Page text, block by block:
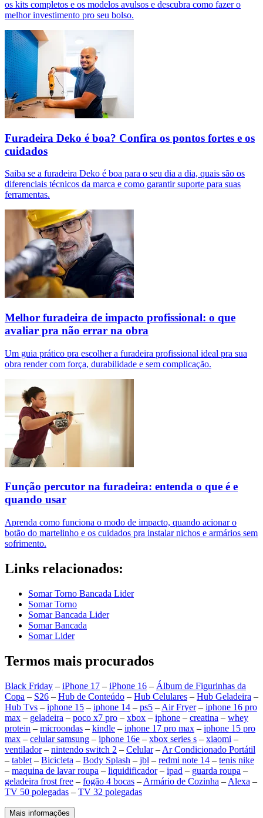
os kits completos e os modelos avulsos e descubra como fazer o
melhor investimento pro seu bolso.
Furadeira Deko é boa? Confira os pontos fortes e os
cuidados
Saiba se a furadeira Deko é boa para o seu dia a dia, quais são os
diferenciais técnicos da marca e como garantir suporte para suas
ferramentas.
Melhor furadeira de impacto profissional: o que
avaliar pra não errar na obra
Um guia prático pra escolher a furadeira profissional ideal pra sua
obra render com força, durabilidade e sem complicação.
Função percutor na furadeira: entenda o que é e
quando usar
Aprenda como funciona o modo de impacto, quando acionar o
botão do martelinho e os cuidados pra instalar nichos e armários sem
sofrimento.
Links relacionados:
Somar Torno Bancada Lider
Somar Torno
Somar Bancada Lider
Somar Bancada
Somar Lider
Termos mais procurados
Black Friday – iPhone 17 – iPhone 16 – Álbum de Figurinhas da
Copa – S26 – Hub de Conteúdo – Hub Celulares – Hub Geladeira –
Hub Tvs – iphone 15 – iphone 14 – ps5 – Air Fryer– iphone 16 pro
max – geladeira – poco x7 pro – xbox – iphone – creatina – whey
protein – microondas – kindle – iphone 17 pro max – iphone 15 pro
max – celular samsung – iphone 16e – xbox series s – xiaomi –
ventilador– nintendo switch 2 – Celular– Ar Condicionado Portátil
– tablet – Bicicleta – Body Splash – jbl – redmi note 14 – tenis nike
– maquina de lavar roupa – liquidificador– ipad – guarda roupa –
geladeira frost free – fogão 4 bocas – Armário de Cozinha – Alexa –
TV 50 polegadas – TV 32 polegadas
Mais informações